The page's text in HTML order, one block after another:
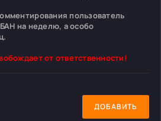
пользователь
на неделю, а особо
от ответственности!
ДОБАВИТЬ